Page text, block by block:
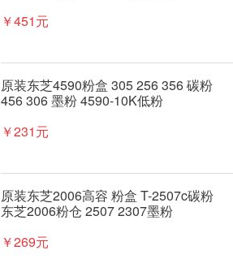
￥451元
原装东芝4590粉盒 305 256 356 碳粉
456 306 墨粉 4590-10K低粉
￥231元
原装东芝2006高容 粉盒 T-2507c碳粉
东芝2006粉仓 2507 2307墨粉
￥269元